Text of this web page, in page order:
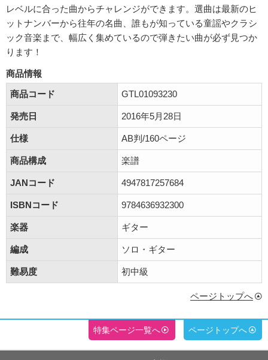
レベルに合った曲からチャレンジができます。選曲は最新のヒ
ットナンバーから往年の名曲、誰もが知っている童謡やクラシ
ック音楽まで、幅広く集めているので弾きたい曲が必ず見つか
ります！
商品情報
商品コード
GTL01093230
発売日 2016年5月28日
仕様 AB判/160ページ
商品構成 楽譜
JANコード 4947817257684
ISBNコード 9784636932300
楽器 ギター
編成 ソロ・ギター
難易度 初中級
ページトップへ
特集ページ一覧へ ページトップへ